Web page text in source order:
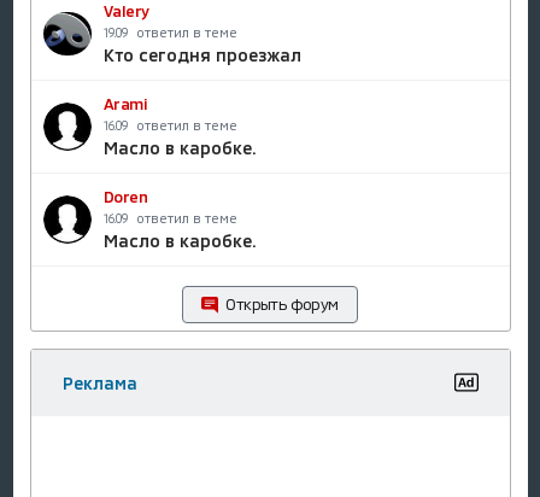
Valery
19.09 ответил в теме
Кто сегодня проезжал
Arami
16.09 ответил в теме
Масло в каробке.
Doren
16.09 ответил в теме
Масло в каробке.
Открыть форум
Реклама